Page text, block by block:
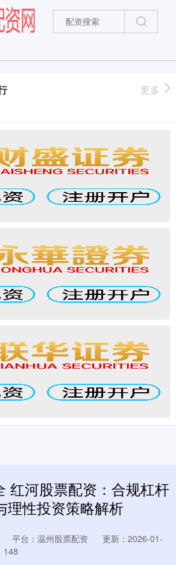
更多
红河股票配资：合规杠杆
理性投资策略解析
平台：温州股票配资
更新：2026-01-
148